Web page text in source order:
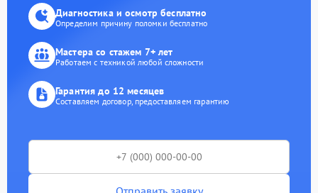
Диагностика и осмотр бесплатно
Определим причину поломки бесплатно
Мастера со стажем 7+ лет
Работаем с техникой любой сложности
Гарантия до 12 месяцев
Составляем договор, предоставляем гарантию